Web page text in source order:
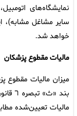
نمایشگاه‌های
سایر مشاغل مشابه)،
خواهد شد.
مالیات مقطوع پزشکان
مالیات تعیین‌شده